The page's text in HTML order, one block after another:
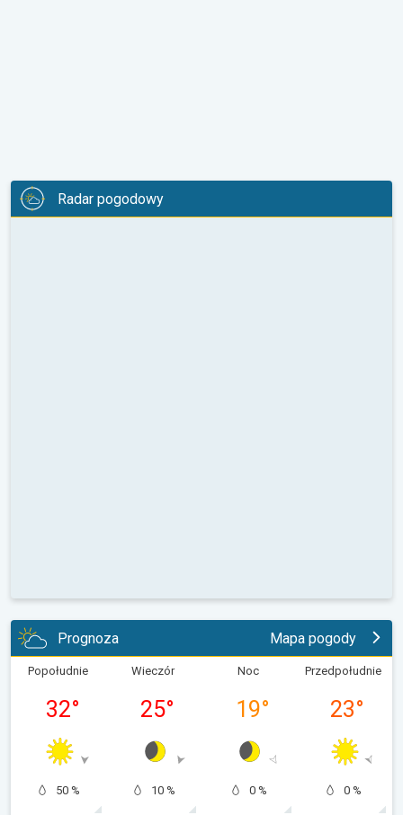
Radar pogodowy
Prognoza Mapa pogody
Popołudnie
32°
50 %
Wieczór
25°
10 %
Noc
19°
0 %
Przedpołudnie
23°
0 %